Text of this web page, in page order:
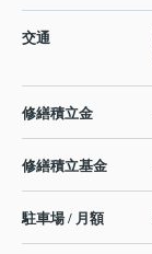
交通
修繕積立金
修繕積立基金
駐車場 / 月額